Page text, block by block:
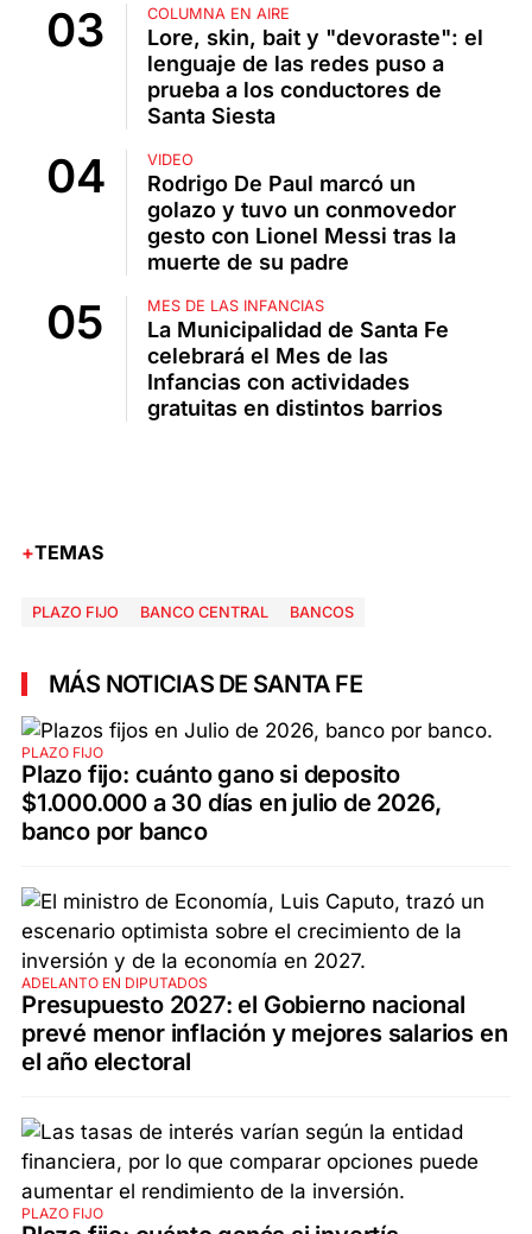
COLUMNA EN AIRE
Lore, skin, bait y "devoraste": el
lenguaje de las redes puso a
prueba a los conductores de
Santa Siesta
VIDEO
Rodrigo De Paul marcó un
golazo y tuvo un conmovedor
gesto con Lionel Messi tras la
muerte de su padre
MES DE LAS INFANCIAS
La Municipalidad de Santa Fe
celebrará el Mes de las
Infancias con actividades
gratuitas en distintos barrios
TEMAS
PLAZO FIJO BANCO CENTRAL BANCOS
MÁS NOTICIAS DE SANTA FE
PLAZO FIJO
Plazo fijo: cuánto gano si deposito
$1.000.000 a 30 días en julio de 2026,
banco por banco
ADELANTO EN DIPUTADOS
Presupuesto 2027: el Gobierno nacional
prevé menor inflación y mejores salarios en
el año electoral
PLAZO FIJO